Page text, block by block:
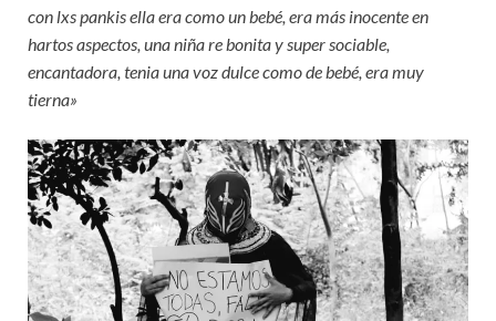
con lxs pankis ella era como un bebé, era más inocente en
hartos aspectos, una niña re bonita y super sociable,
encantadora, tenia una voz dulce como de bebé, era muy
tierna»